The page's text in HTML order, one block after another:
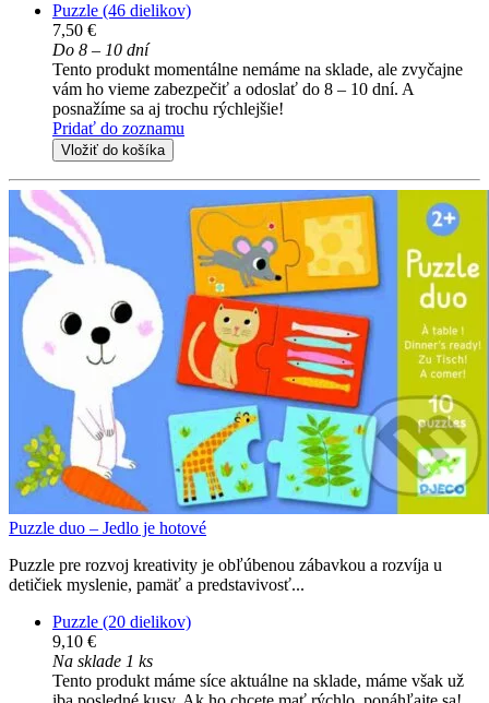
Puzzle (46 dielikov)
7,50 €
Do 8 – 10 dní
Tento produkt momentálne nemáme na sklade, ale zvyčajne
vám ho vieme zabezpečiť a odoslať do 8 – 10 dní. A
posnažíme sa aj trochu rýchlejšie!
Pridať do zoznamu
Vložiť do košíka
Puzzle duo – Jedlo je hotové
Puzzle pre rozvoj kreativity je obľúbenou zábavkou a rozvíja u
detičiek myslenie, pamäť a predstavivosť...
Puzzle (20 dielikov)
9,10 €
Na sklade 1 ks
Tento produkt máme síce aktuálne na sklade, máme však už